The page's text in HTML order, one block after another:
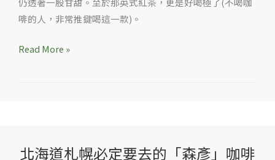
啡的人，非常推鍵喝這一款)。
Read More »
北海道札幌必定要去的「森彥」咖啡
北